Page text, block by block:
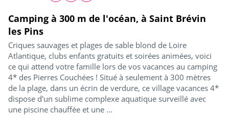
Camping à 300 m de l'océan, à Saint Brévin
les Pins
Criques sauvages et plages de sable blond de Loire
Atlantique, clubs enfants gratuits et soirées animées, voici
ce qui attend votre famille lors de vos vacances au camping
4* des Pierres Couchées ! Situé à seulement à 300 mètres
de la plage, dans un écrin de verdure, ce village vacances 4*
dispose d'un sublime complexe aquatique surveillé avec
une piscine chauffée et une ...